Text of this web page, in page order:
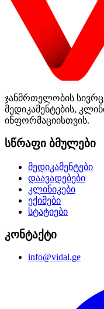
ჯანმრთელობის
მედიკამენტების,
ინფორმაციისთვის.
სწრაფი ბმულები
მედიკამენტები
დაავადებები
კლინიკები
ექიმები
სტატიები
კონტაქტი
info@vidal.ge